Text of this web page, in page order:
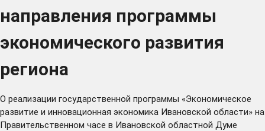
направления программы
экономического развития
региона
О реализации государственной программы «Экономическое
развитие и инновационная экономика Ивановской области» на
Правительственном часе в Ивановской областной Думе